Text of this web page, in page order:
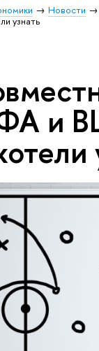
Новости
узнать
и